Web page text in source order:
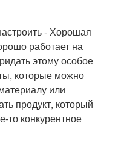
- Хорошая
работает на
этому особое
которые можно
или
продукт, который
то конкурентное